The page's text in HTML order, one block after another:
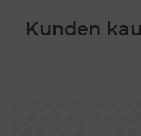
Kunden